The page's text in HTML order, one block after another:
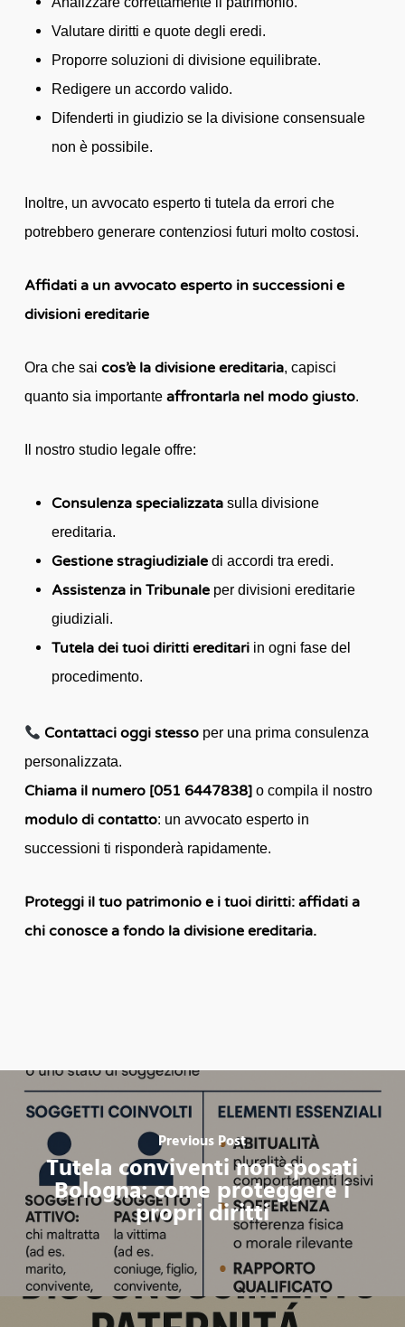
Valutare diritti e quote degli eredi.
Proporre soluzioni di divisione equilibrate.
Redigere un accordo valido.
Difenderti in giudizio se la divisione consensuale
non è possibile.
Inoltre, un avvocato esperto ti tutela da errori che
potrebbero generare contenziosi futuri molto costosi.
Affidati a un avvocato esperto in successioni e
divisioni ereditarie
Ora che sai cos’è la divisione ereditaria, capisci
quanto sia importante affrontarla nel modo giusto.
Il nostro studio legale offre:
Consulenza specializzatasulla divisione
ereditaria.
Gestione stragiudizialedi accordi tra eredi.
Assistenza in Tribunaleper divisioni ereditarie
giudiziali.
Tutela dei tuoi diritti ereditariin ogni fase del
procedimento.
Contattaci oggi stesso per una prima consulenza
personalizzata.
Chiama il numero [051 6447838]o compila il nostro
modulo di contatto: un avvocato esperto in
successioni ti risponderà rapidamente.
Proteggi il tuo patrimonio e i tuoi diritti: affidati a
chi conosce a fondo la divisione ereditaria.
Previous Post
Tutela conviventi non sposati
Bologna: come proteggere i
propri diritti